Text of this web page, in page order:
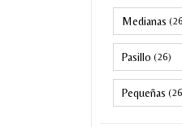
Medianas
Pasillo (26)
Pequeñas